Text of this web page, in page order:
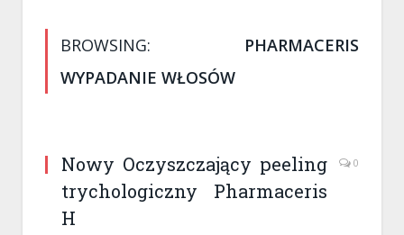
BROWSING:
PHARMACERIS
WYPADANIE WŁOSÓW
Nowy Oczyszczający peeling
trychologiczny Pharmaceris
H
0